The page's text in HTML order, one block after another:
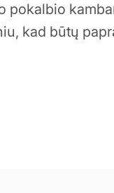
pokalbio
kad būtų